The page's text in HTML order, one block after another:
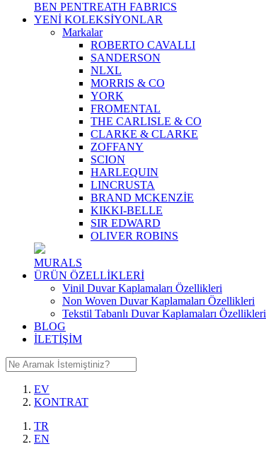
BEN PENTREATH FABRICS
YENİ KOLEKSİYONLAR
Markalar
ROBERTO CAVALLI
SANDERSON
NLXL
MORRIS & CO
YORK
FROMENTAL
THE CARLISLE & CO
CLARKE & CLARKE
ZOFFANY
SCION
HARLEQUIN
LINCRUSTA
BRAND MCKENZİE
KIKKI-BELLE
SIR EDWARD
OLIVER ROBINS
MURALS
ÜRÜN ÖZELLİKLERİ
Vinil Duvar Kaplamaları Özellikleri
Non Woven Duvar Kaplamaları Özellikleri
Tekstil Tabanlı Duvar Kaplamaları Özellikleri
BLOG
İLETİŞİM
EV
KONTRAT
TR
EN